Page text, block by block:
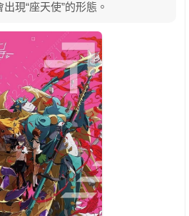
現“座天使”的形態。